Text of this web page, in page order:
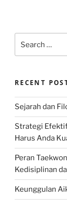
for:
RECENT
Sejarah dan
Strategi
Harus Anda
Peran
Kedisiplinan
Keunggulan